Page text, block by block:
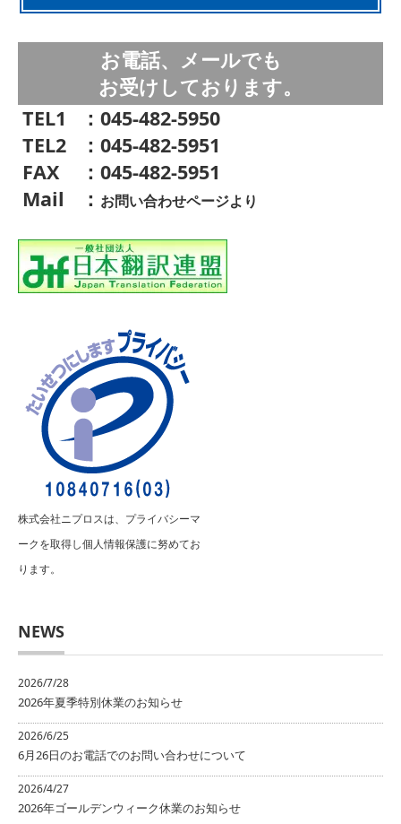
お電話、メールでも
お受けしております。
TEL1
：045-482-5950
TEL2
：045-482-5951
FAX
：045-482-5951
Mail
： お問い合わせページより
株式会社ニプロスは、プライバシーマ
ークを取得し個人情報保護に努めてお
ります。
NEWS
2026/7/28
2026年夏季特別休業のお知らせ
2026/6/25
6月26日のお電話でのお問い合わせについて
2026/4/27
2026年ゴールデンウィーク休業のお知らせ